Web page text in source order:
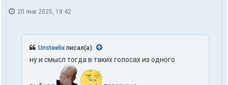
20 янв 2025, 18:42
Unsteelix писал(а):
ну и смысл тогда в таких голосах из одного